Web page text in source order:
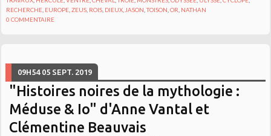
RECHERCHE, EUROPE,ZEUS, ROIS, DIEUX,JASON,TOISON,OR, NATHAN
0 COMMENTAIRE
09H54 05 SEPT. 2019
"Histoires noires de la mythologie :
Méduse & Io" d'Anne Vantal et
Clémentine Beauvais